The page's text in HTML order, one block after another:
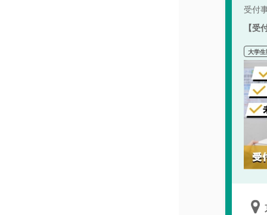
受付
【
大学